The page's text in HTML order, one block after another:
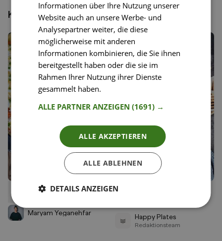
Könnte dir auch gefallen
Griechisches Omelette
Maryam Yeganehfar
Griechisches Schafskäse-
Happy Plates
Redaktionsteam
Informationen über Ihre Nutzung unserer
Website auch an unsere Werbe- und
Analysepartner weiter, die diese
möglicherweise mit anderen
Informationen kombinieren, die Sie ihnen
bereitgestellt haben oder die sie im
Rahmen Ihrer Nutzung ihrer Dienste
gesammelt haben.
ALLE PARTNER ANZEIGEN(1691) →
ALLE AKZEPTIEREN
ALLE ABLEHNEN
DETAILS ANZEIGEN